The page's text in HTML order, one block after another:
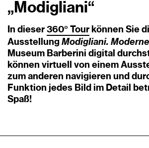
„Modigliani“
In dieser 360° Tour können Sie
Ausstellung Modigliani.
Museum Barberini digital
können virtuell von einem
zum anderen navigieren und
Funktion jedes Bild im Detail
Spaß!